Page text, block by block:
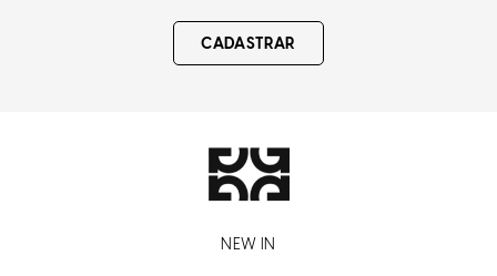
CADASTRAR
NEW IN